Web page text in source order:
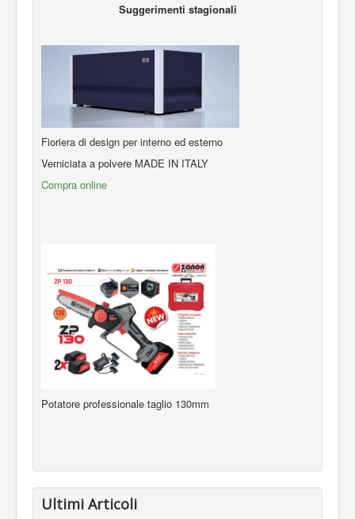
Suggerimenti stagionali
Fioriera di design per interno ed esterno
Verniciata a polvere MADE IN ITALY
Compra online
Potatore professionale taglio 130mm
Ultimi Articoli